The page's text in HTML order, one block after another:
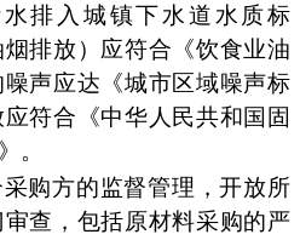
排入城镇下水道水质标
排放）应符合《饮食业油
声应达《城市区域噪声标
符合《中华人民共和国固
。
购方的监督管理，开放所
查，包括原材料采购的严